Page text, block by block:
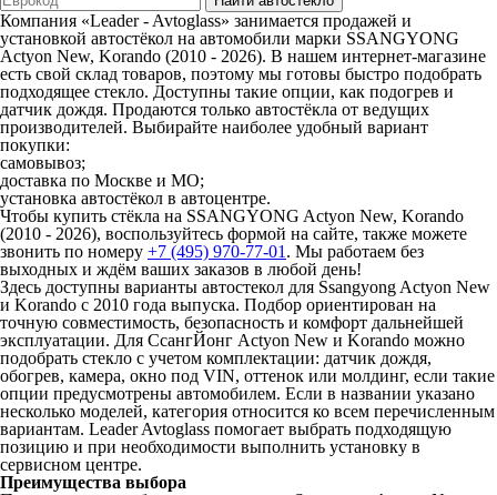
Компания «Leader - Avtoglass» занимается продажей и
установкой автостёкол на автомобили марки SSANGYONG
Actyon New, Korando (2010 - 2026). В нашем интернет-магазине
есть свой склад товаров, поэтому мы готовы быстро подобрать
подходящее стекло. Доступны такие опции, как подогрев и
датчик дождя. Продаются только автостёкла от ведущих
производителей. Выбирайте наиболее удобный вариант
покупки:
самовывоз;
доставка по Москве и МО;
установка автостёкол в автоцентре.
Чтобы купить стёкла на SSANGYONG Actyon New, Korando
(2010 - 2026), воспользуйтесь формой на сайте, также можете
звонить по номеру +7 (495) 970-77-01 . Мы работаем без
выходных и ждём ваших заказов в любой день!
Здесь доступны варианты автостекол для Ssangyong Actyon New
и Korando с 2010 года выпуска. Подбор ориентирован на
точную совместимость, безопасность и комфорт дальнейшей
эксплуатации. Для СсангЙонг Actyon New и Korando можно
подобрать стекло с учетом комплектации: датчик дождя,
обогрев, камера, окно под VIN, оттенок или молдинг, если такие
опции предусмотрены автомобилем. Если в названии указано
несколько моделей, категория относится ко всем перечисленным
вариантам. Leader Avtoglass помогает выбрать подходящую
позицию и при необходимости выполнить установку в
сервисном центре.
Преимущества выбора